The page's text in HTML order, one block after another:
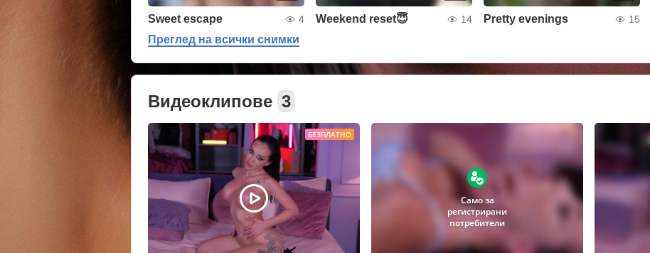
Sweet escape 4 Weekend reset😇 14 Pretty evenings 15
Преглед на всички снимки
Видеоклипове 3
БЕЗПЛАТНО
Само за
регистрирани
потребители